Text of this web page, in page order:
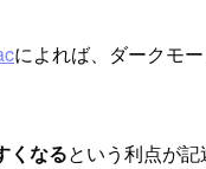
によれば、ダークモ
くなるという利点が記